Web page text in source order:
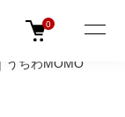
うちわMOMO
0